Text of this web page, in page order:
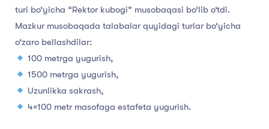
turi bo‘yicha “Rektor kubogi” musobaqasi bo‘lib o‘tdi.
Mazkur musobaqada talabalar quyidagi turlar bo‘yicha
o‘zaro bellashdilar:
100 metrga yugurish,
1500 metrga yugurish,
Uzunlikka sakrash,
4×100 metr masofaga estafeta yugurish.